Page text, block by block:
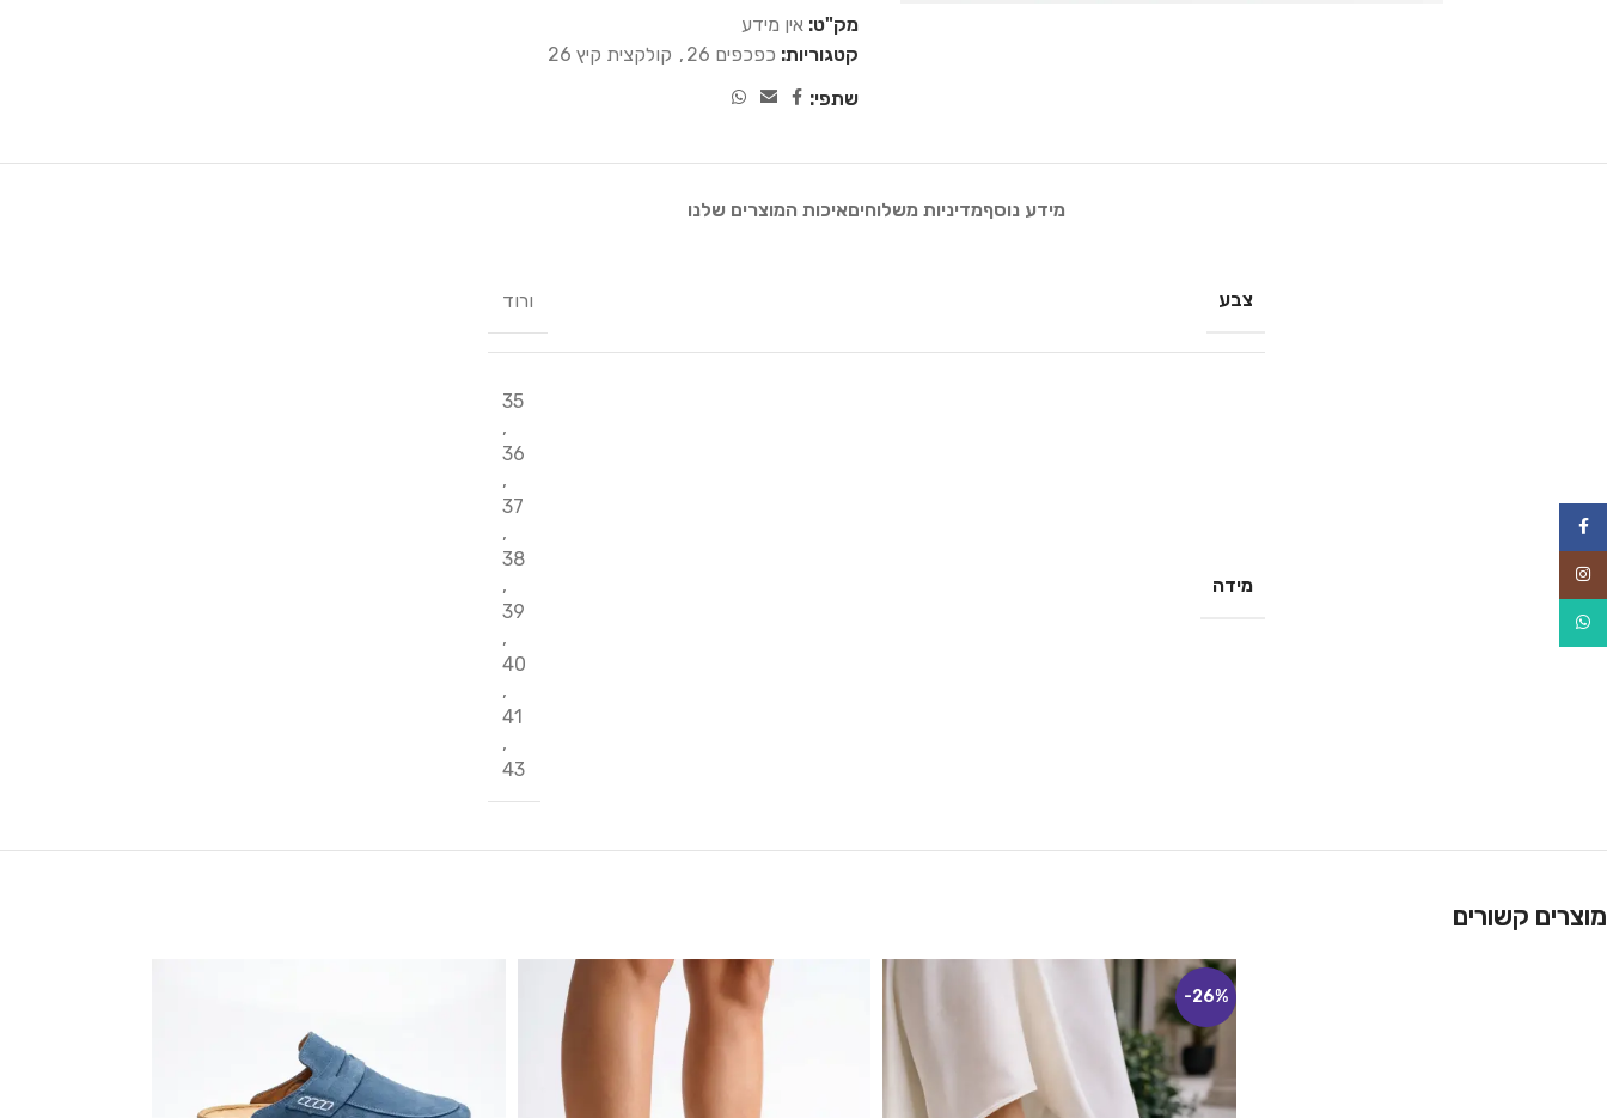
מק"ט: אין מידע
קטגוריות: כפכפים 26 , קולקצית קיץ 26
שתפי:
מידע נוסףמדיניות משלוחיםאיכות המוצרים שלנו
צבע ורוד
מידה
35
,
36
,
37
,
38
,
39
,
40
,
41
,
43
מוצרים קשורים
-26%